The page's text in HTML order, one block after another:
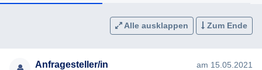
Alle ausklappen Zum Ende
Anfragesteller/in
am 15.05.2021